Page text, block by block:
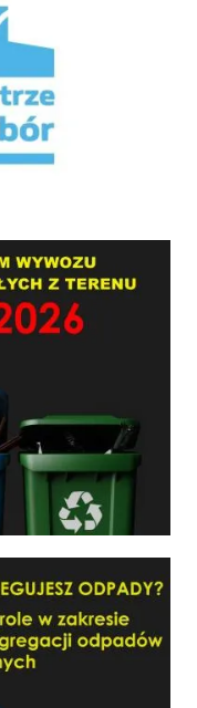
TERENU GMINY RYTRO W 2026